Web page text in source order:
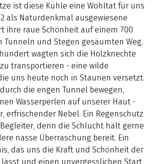
ist diese Kühle eine Wohltat für uns
als Naturdenkmal ausgewiesene
ihre raue Schönheit auf einem 700
Tunneln und Stegen gesäumten Weg.
wagten sich die Holzknechte
transportieren - eine wilde
uns heute noch in Staunen versetzt.
die engen Tunnel bewegen,
Wasserperlen auf unserer Haut -
erfrischender Nebel. Ein Regenschutz
denn die Schlucht hält gerne
nasse Überraschung bereit. Ein
das uns die Kraft und Schönheit der
und einen unvergesslichen Start